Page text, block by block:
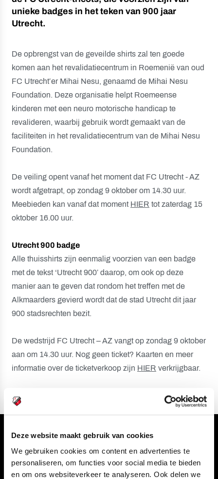
Deze website maakt gebruik van cookies
We gebruiken cookies om content en advertenties te
personaliseren, om functies voor social media te bieden
en om ons websiteverkeer te analyseren. Ook delen we
unieke badges in het teken van 900 jaar
Utrecht.
De opbrengst van de geveilde shirts zal ten goede
komen aan het revalidatiecentrum in Roemenië van oud
FC Utrecht’er Mihai Nesu, genaamd de Mihai Nesu
Foundation. Deze organisatie helpt Roemeense
kinderen met een neuro motorische handicap te
revalideren, waarbij gebruik wordt gemaakt van de
faciliteiten in het revalidatiecentrum van de Mihai Nesu
Foundation.
De veiling opent vanaf het moment dat FC Utrecht - AZ
wordt afgetrapt, op zondag 9 oktober om 14.30 uur.
Meebieden kan vanaf dat moment HIER tot zaterdag 15
oktober 16.00 uur.
Utrecht 900 badge
Alle thuisshirts zijn eenmalig voorzien van een badge
met de tekst ‘Utrecht 900’ daarop, om ook op deze
manier aan te geven dat rondom het treffen met de
Alkmaarders gevierd wordt dat de stad Utrecht dit jaar
900 stadsrechten bezit.
De wedstrijd FC Utrecht – AZ vangt op zondag 9 oktober
aan om 14.30 uur. Nog geen ticket? Kaarten en meer
informatie over de ticketverkoop zijn HIER verkrijgbaar.
Volg ons ook via